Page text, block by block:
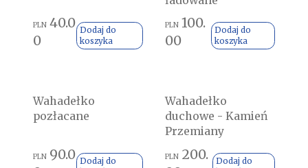
PLN 40.0
0
Dodaj do
koszyka
PLN 100.
00
Dodaj do
koszyka
Wahadełko
pozłacane
PLN 90.0 Dodaj do
Wahadełko
duchowe - Kamień
Przemiany
PLN 200.
Dodaj do